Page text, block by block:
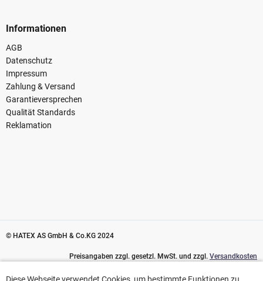
Informationen
AGB
Datenschutz
Impressum
Zahlung & Versand
Garantieversprechen
Qualität Standards
Reklamation
© HATEX AS GmbH & Co.KG 2024
Preisangaben zzgl. gesetzl. MwSt. und zzgl. Versandkosten
Diese Webseite verwendet Cookies, um bestimmte Funktionen zu